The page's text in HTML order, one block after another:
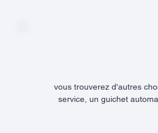
vous trouverez d'autres
service, un guichet